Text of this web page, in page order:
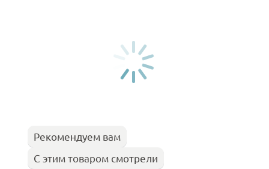
Рекомендуем вам
С этим товаром смотрели